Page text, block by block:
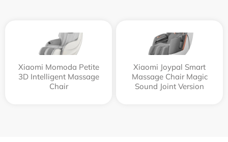
Xiaomi Momoda Petite
3D Intelligent Massage
Chair
Xiaomi Joypal Smart
Massage Chair Magic
Sound Joint Version